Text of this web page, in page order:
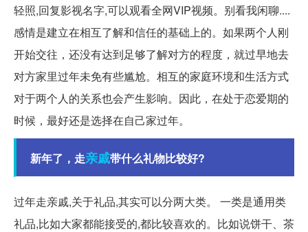
轻照,回复影视名字,可以观看全网VIP视频。别看我闲聊....
感情是建立在相互了解和信任的基础上的。如果两个人刚
开始交往，还没有达到足够了解对方的程度，就过早地去
对方家里过年未免有些尴尬。相互的家庭环境和生活方式
对于两个人的关系也会产生影响。因此，在处于恋爱期的
时候，最好还是选择在自己家过年。
新年了，走亲戚带什么礼物比较好?
过年走亲戚,关于礼品,其实可以分两大类。 一类是通用类
礼品,比如大家都能接受的,都比较喜欢的。比如说饼干、茶